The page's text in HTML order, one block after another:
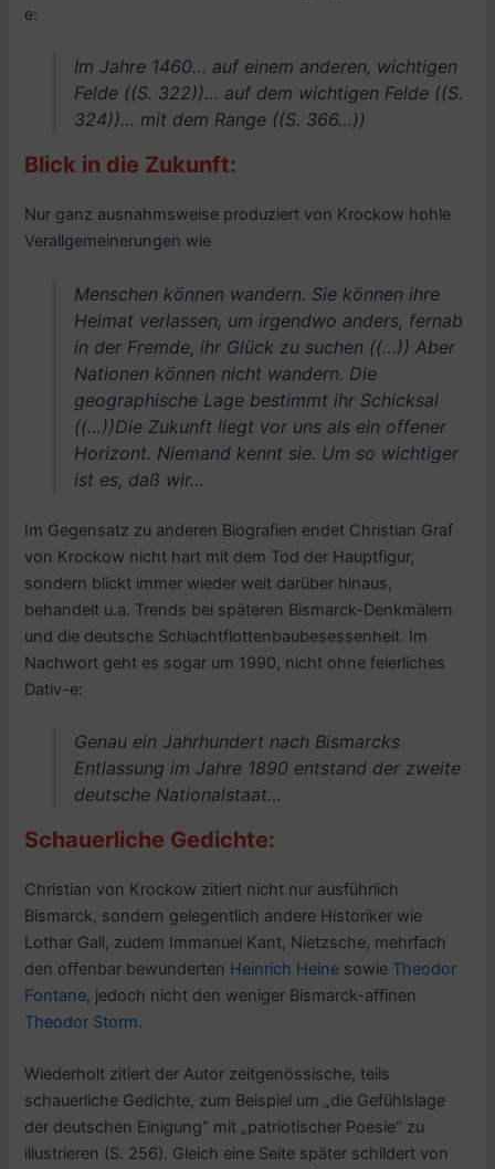
e:
Im Jahre 1460… auf einem anderen, wichtigen
Felde ((S. 322))… auf dem wichtigen Felde ((S.
324))… mit dem Range ((S. 366…))
Blick in die Zukunft:
Nur ganz ausnahmsweise produziert von Krockow hohle
Verallgemeinerungen wie
Menschen können wandern. Sie können ihre
Heimat verlassen, um irgendwo anders, fernab
in der Fremde, ihr Glück zu suchen ((…)) Aber
Nationen können nicht wandern. Die
geographische Lage bestimmt ihr Schicksal
((…))Die Zukunft liegt vor uns als ein offener
Horizont. Niemand kennt sie. Um so wichtiger
ist es, daß wir…
Im Gegensatz zu anderen Biografien endet Christian Graf
von Krockow nicht hart mit dem Tod der Hauptfigur,
sondern blickt immer wieder weit darüber hinaus,
behandelt u.a. Trends bei späteren Bismarck-Denkmälern
und die deutsche Schlachtflottenbaubesessenheit. Im
Nachwort geht es sogar um 1990, nicht ohne feierliches
Dativ-e:
Genau ein Jahrhundert nach Bismarcks
Entlassung im Jahre 1890 entstand der zweite
deutsche Nationalstaat…
Schauerliche Gedichte:
Christian von Krockow zitiert nicht nur ausführlich
Bismarck, sondern gelegentlich andere Historiker wie
Lothar Gall, zudem Immanuel Kant, Nietzsche, mehrfach
den offenbar bewunderten Heinrich Heine sowie Theodor
Fontane, jedoch nicht den weniger Bismarck-affinen
Theodor Storm.
Wiederholt zitiert der Autor zeitgenössische, teils
schauerliche Gedichte, zum Beispiel um „die Gefühlslage
der deutschen Einigung“ mit „patriotischer Poesie“ zu
illustrieren (S. 256). Gleich eine Seite später schildert von